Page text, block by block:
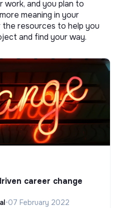
work, and you plan to
meaning in your
resources to help you
and find your way.
career change
•07 February 2022